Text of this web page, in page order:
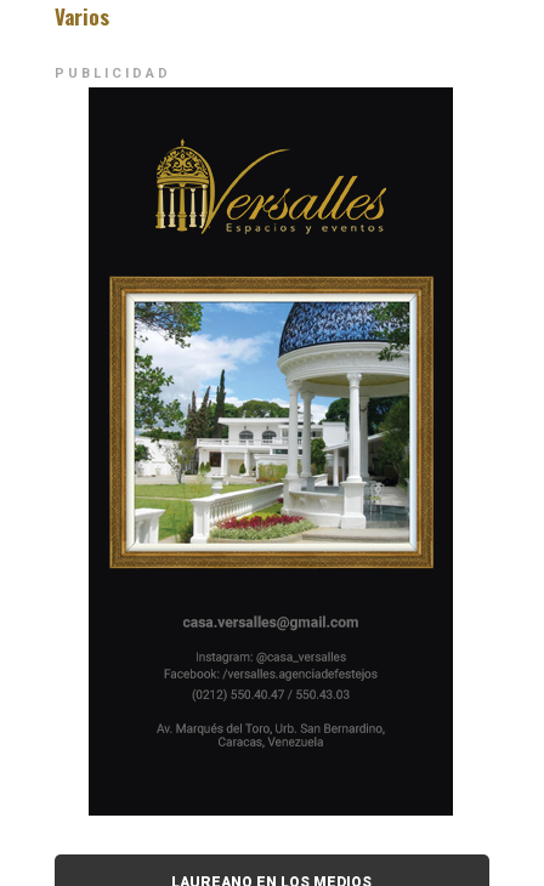
Varios
PUBLICIDAD
LAUREANO EN LOS MEDIOS